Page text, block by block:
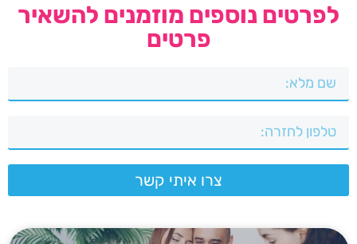
לפרטים נוספים מוזמנים להשאיר
פרטים
צרו איתי קשר